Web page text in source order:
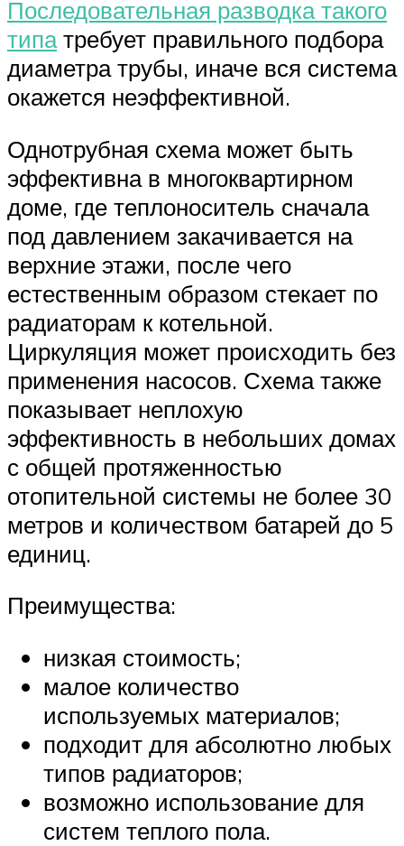
Последовательная разводка такого
типатребует правильного подбора
диаметра трубы, иначе вся система
окажется неэффективной.
Однотрубная схема может быть
эффективна в многоквартирном
доме, где теплоноситель сначала
под давлением закачивается на
верхние этажи, после чего
естественным образом стекает по
радиаторам к котельной.
Циркуляция может происходить без
применения насосов. Схема также
показывает неплохую
эффективность в небольших домах
с общей протяженностью
отопительной системы не более 30
метров и количеством батарей до 5
единиц.
Преимущества:
низкая стоимость;
малое количество
используемых материалов;
подходит для абсолютно любых
типов радиаторов;
возможно использование для
систем теплого пола.